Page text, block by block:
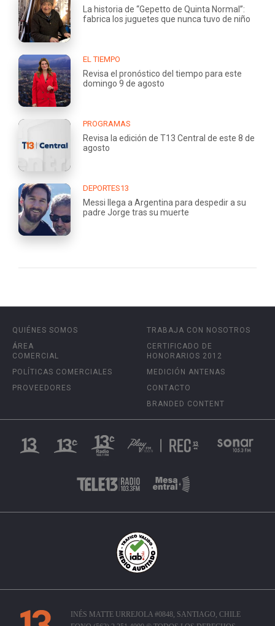
La historia de “Gepetto de Quinta Normal”:
fabrica los juguetes que nunca tuvo de niño
EL TIEMPO
Revisa el pronóstico del tiempo para este
domingo 9 de agosto
PROGRAMAS
Revisa la edición de T13 Central de este 8 de
agosto
DEPORTES13
Messi llega a Argentina para despedir a su
padre Jorge tras su muerte
QUIÉNES SOMOS
ÁREA
COMERCIAL
POLÍTICAS COMERCIALES
PROVEEDORES
TRABAJA CON NOSOTROS
CERTIFICADO DE
HONORARIOS 2012
MEDICIÓN ANTENAS
CONTACTO
BRANDED CONTENT
INÉS MATTE URREJOLA #0848, SANTIAGO, CHILE